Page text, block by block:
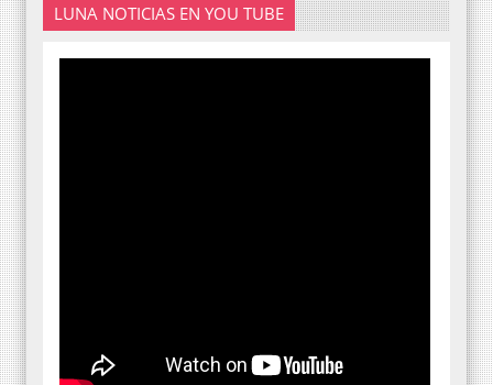
LUNA NOTICIAS EN YOU TUBE